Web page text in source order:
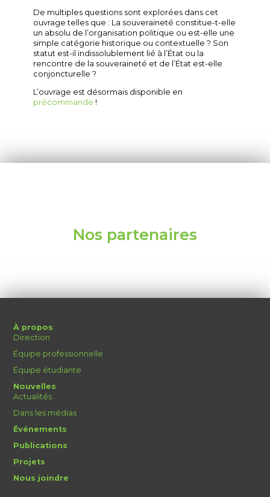
De multiples questions sont explorées dans cet
ouvrage telles que : La souveraineté constitue-t-elle
un absolu de l’organisation politique ou est-elle une
simple catégorie historique ou contextuelle ? Son
statut est-il indissolublement lié à l’État ou la
rencontre de la souveraineté et de l’État est-elle
conjoncturelle ?
L’ouvrage est désormais disponible en
précommande !
Nos partenaires
À propos
Direction
Équipe professionnelle
Équipe étudiante
Nouvelles
Actualités
Dans les médias
Événements
Publications
Projets
Nous joindre